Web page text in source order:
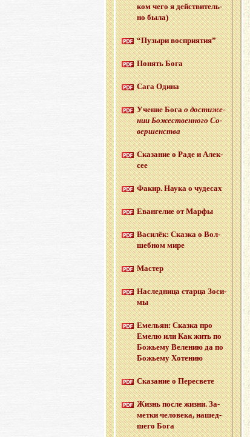
ком чего я дей­стви­тель­
но была)
“Пу­зы­ри вос­при­я­тия”
По­нять Бога
Сага Одина
Уче­ние Богао до­сти­же­
нии Бо­же­ствен­но­го Со­
вер­шен­ства
Ска­за­ние о Раде и Алек­
сее
Факир. Наука о чу­де­сах
Еван­ге­лие от Марфы
Ва­си­лёк: Сказ­ка о Вол­
шеб­ном мире
Ма­стер
На­след­ни­ца стар­ца Зо­си­
мы
Еме­льян: Сказ­ка про
Емелю или Как жить по
Бо­жье­му Ве­ле­нию да по
Бо­жье­му Хо­те­нию
Ска­за­ние о Пе­ре­све­те
Жизнь после жизни. За­
мет­ки че­ло­ве­ка, на­шед­
ше­го Бога